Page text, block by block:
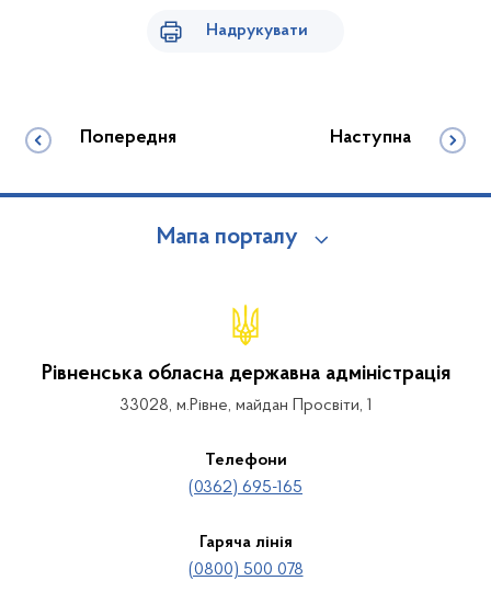
Надрукувати
Попередня Наступна
Мапа порталу
Рівненська обласна державна адміністрація
33028, м.Рівне, майдан Просвіти, 1
Телефони
(0362) 695-165
Гаряча лінія
(0800) 500 078